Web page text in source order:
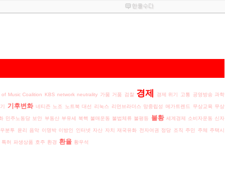
of Music Coalition KBS network neutrality 가뭄 거품 검찰 경제 경제 위기 고통 공영방송 과학
기후변화 네티즌 노조 노트북 대선 리눅스 리먼브라더스 망중립성 메가트렌드 무상교육 무상
민주노동당 보안 부동산 부유세 북핵 불매운동 불법체류 불평등 불황 세계경제 소비자운동 신자
우분투 윤리 음악 이명박 이방인 인터넷 자산 자치 재국유화 전자여권 정당 조직 주민 주체 주택시
특허 파생상품 호주 환경 환율 황우석